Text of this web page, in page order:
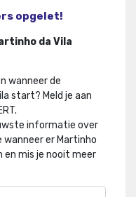
opgelet!
da Vila
wanneer de
start? Meld je aan
informatie over
er Martinho
en mis je nooit meer